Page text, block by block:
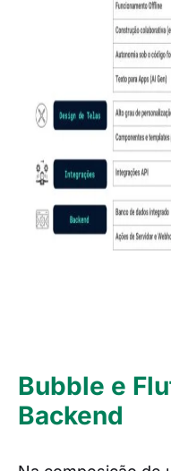
Bubble e
Backend